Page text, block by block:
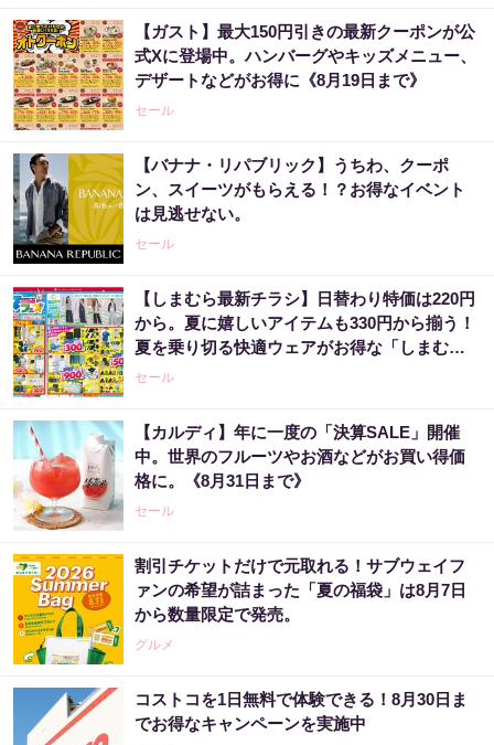
【ガスト】最大150円引きの最新クーポンが公
式Xに登場中。ハンバーグやキッズメニュー、
デザートなどがお得に《8月19日まで》
セール
【バナナ・リパブリック】うちわ、クーポ
ン、スイーツがもらえる！？お得なイベント
は見逃せない。
セール
【しまむら最新チラシ】日替わり特価は220円
から。夏に嬉しいアイテムも330円から揃う！
夏を乗り切る快適ウェアがお得な「しまむら
サマーフェス！！」は7月20日まで。
セール
【カルディ】年に一度の「決算SALE」開催
中。世界のフルーツやお酒などがお買い得価
格に。《8月31日まで》
セール
割引チケットだけで元取れる！サブウェイフ
ァンの希望が詰まった「夏の福袋」は8月7日
から数量限定で発売。
グルメ
コストコを1日無料で体験できる！8月30日ま
でお得なキャンペーンを実施中